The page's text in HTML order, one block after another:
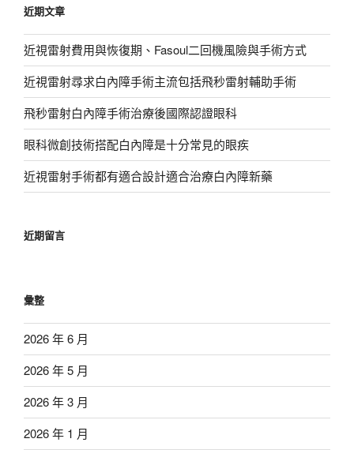
字:
近期文章
近視雷射費用與恢復期、Fasoul二回機風險與手術方式
近視雷射尋求白內障手術主流包括飛秒雷射輔助手術
飛秒雷射白內障手術治療後國際認證眼科
眼科微創技術搭配白內障是十分常見的眼疾
近視雷射手術都有適合設計適合治療白內障新藥
近期留言
彙整
2026 年 6 月
2026 年 5 月
2026 年 3 月
2026 年 1 月